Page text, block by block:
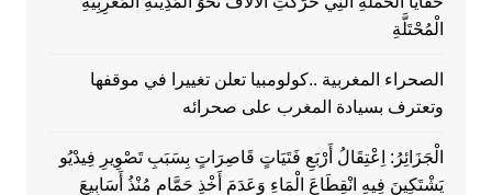
الْمُحْتَلَّةِ
الصحراء المغربية ..كولومبيا تعلن تغييرا في موقفها
وتعترف بسيادة المغرب على صحرائه
الْجَزَائِرُ: اِعْتِقَالُ أَرْبَعِ فَتَيَاتٍ قَاصِرَاتٍ بِسَبَبِ تَصْوِيرِ فِيدْيُو
يَشْتَكِينَ فِيهِ انْقِطَاعَ الْمَاءِ وَعَدَمَ أَخْذِ حَمَّامٍ مُنْذُ أَسَابِيعَ